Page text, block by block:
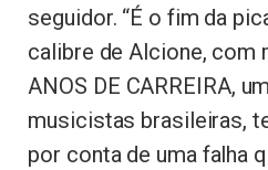
seguidor. “É o fim da
calibre de Alcione, com
ANOS DE CARREIRA,
musicistas brasileiras,
por conta de uma falha